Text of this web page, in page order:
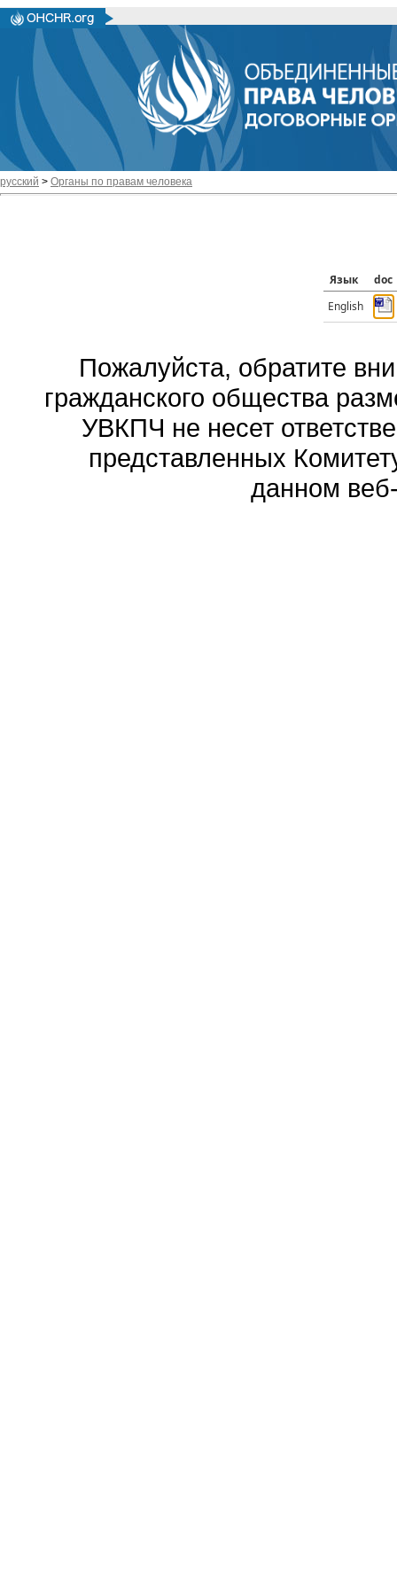
русский > Органы по правам человека
Язык
doc
English
Пожалуйста, обратите
гражданского общества
УВКПЧ не несет
представленных
данном